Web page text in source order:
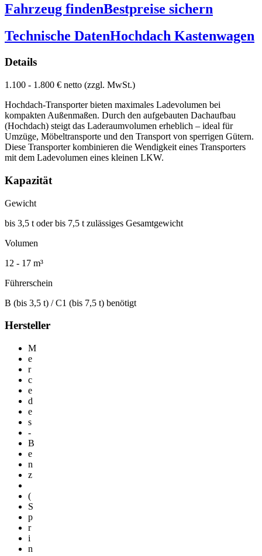
Fahrzeug findenBestpreise sichern
Technische DatenHochdach Kastenwagen
Details
1.100 - 1.800 € netto (zzgl. MwSt.)
Hochdach-Transporter bieten maximales Ladevolumen bei
kompakten Außenmaßen. Durch den aufgebauten Dachaufbau
(Hochdach) steigt das Laderaumvolumen erheblich – ideal für
Umzüge, Möbeltransporte und den Transport von sperrigen Gütern.
Diese Transporter kombinieren die Wendigkeit eines Transporters
mit dem Ladevolumen eines kleinen LKW.
Kapazität
Gewicht
bis 3,5 t oder bis 7,5 t zulässiges Gesamtgewicht
Volumen
12 - 17 m³
Führerschein
B (bis 3,5 t) / C1 (bis 7,5 t) benötigt
Hersteller
M
e
r
c
e
d
e
s
-
B
e
n
z
(
S
p
r
i
n